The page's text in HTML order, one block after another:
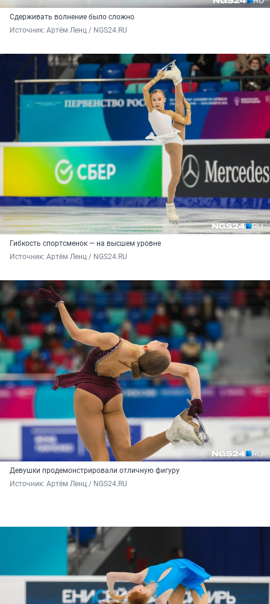
Сдерживать волнение было сложно
Источник: Артём Ленц / NGS24.RU
Гибкость спортсменок — на высшем уровне
Источник: Артём Ленц / NGS24.RU
Девушки продемонстрировали отличную фигуру
Источник: Артём Ленц / NGS24.RU